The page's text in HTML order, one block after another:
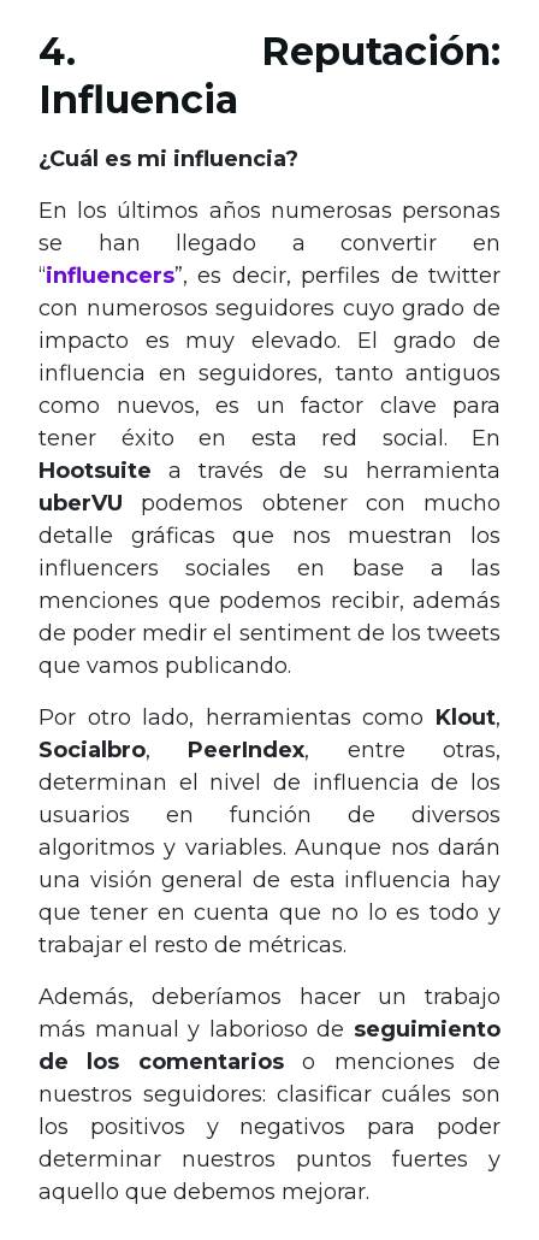
4. Reputación:
Influencia
¿Cuál es mi influencia?
En los últimos años numerosas personas
se han llegado a convertir en
“influencers”, es decir, perfiles de twitter
con numerosos seguidores cuyo grado de
impacto es muy elevado. El grado de
influencia en seguidores, tanto antiguos
como nuevos, es un factor clave para
tener éxito en esta red social. En
Hootsuite a través de su herramienta
uberVU podemos obtener con mucho
detalle gráficas que nos muestran los
influencers sociales en base a las
menciones que podemos recibir, además
de poder medir el sentiment de los tweets
que vamos publicando.
Por otro lado, herramientas como Klout,
Socialbro, PeerIndex, entre otras,
determinan el nivel de influencia de los
usuarios en función de diversos
algoritmos y variables. Aunque nos darán
una visión general de esta influencia hay
que tener en cuenta que no lo es todo y
trabajar el resto de métricas.
Además, deberíamos hacer un trabajo
más manual y laborioso de seguimiento
de los comentarioso menciones de
nuestros seguidores: clasificar cuáles son
los positivos y negativos para poder
determinar nuestros puntos fuertes y
aquello que debemos mejorar.